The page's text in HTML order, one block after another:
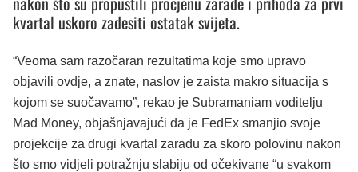
kvartal uskoro zadesiti ostatak svijeta.
“Veoma sam razočaran rezultatima koje smo upravo
objavili ovdje, a znate, naslov je zaista makro situacija s
kojom se suočavamo”, rekao je Subramaniam voditelju
Mad Money, objašnjavajući da je FedEx smanjio svoje
projekcije za drugi kvartal zaradu za skoro polovinu nakon
što smo vidjeli potražnju slabiju od očekivane “u svakom